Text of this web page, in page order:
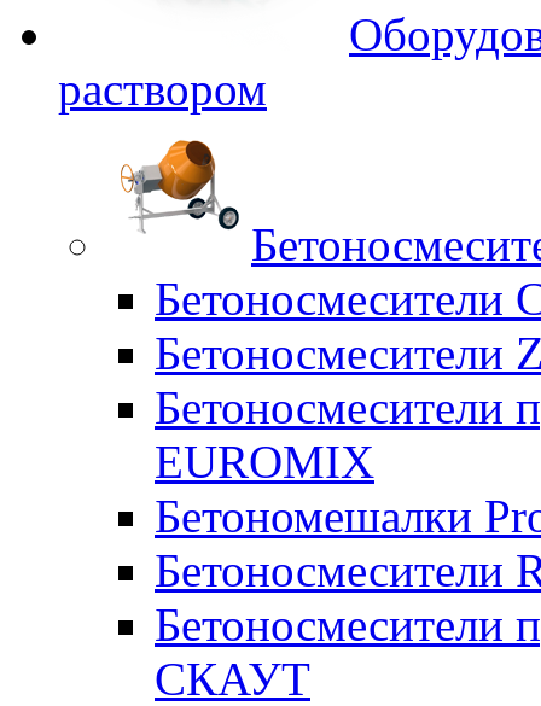
раствором
Бетоносмесители
Бетоносмесители
Бетоносмесители
EUROMIX
Бетономешалки
Бетоносмесители
Бетоносмесители
СКАУТ